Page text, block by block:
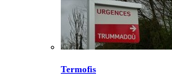
Termofis